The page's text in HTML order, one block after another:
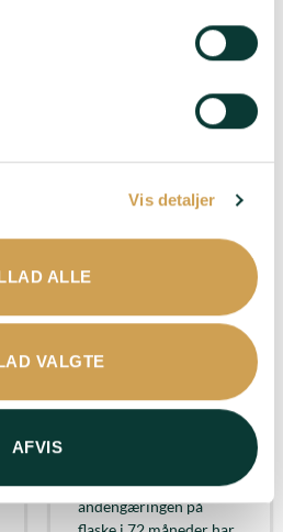
Vis detaljer
ALLE
VALGTE
AFVIS
Noirs
445,00kr.
Smag: På grund af lang
rigdom - Før
andengæringen på